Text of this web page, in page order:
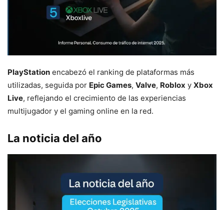
PlayStation encabezó el ranking de plataformas más
utilizadas, seguida por Epic Games, Valve, Roblox y Xbox
Live, reflejando el crecimiento de las experiencias
multijugador y el gaming online en la red.
La noticia del año